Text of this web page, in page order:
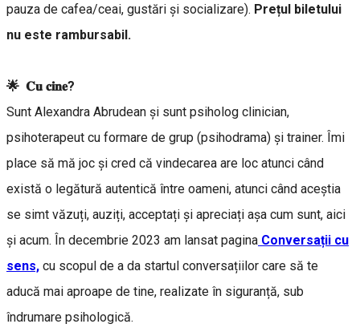
pauza de cafea/ceai, gustări și socializare). Prețul biletului
nu este rambursabil.
🌟 𝐂𝐮 𝐜𝐢𝐧𝐞?
Sunt Alexandra Abrudean și sunt psiholog clinician,
psihoterapeut cu formare de grup (psihodrama) și trainer. Îmi
place să mă joc și cred că vindecarea are loc atunci când
există o legătură autentică între oameni, atunci când aceștia
se simt văzuți, auziți, acceptați și apreciați așa cum sunt, aici
și acum. În decembrie 2023 am lansat pagina Conversații cu
sens, cu scopul de a da startul conversațiilor care să te
aducă mai aproape de tine, realizate în siguranță, sub
îndrumare psihologică.